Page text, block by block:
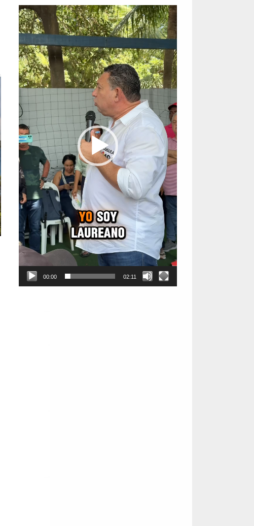
Reproductor
de
vídeo
00:00 02:11